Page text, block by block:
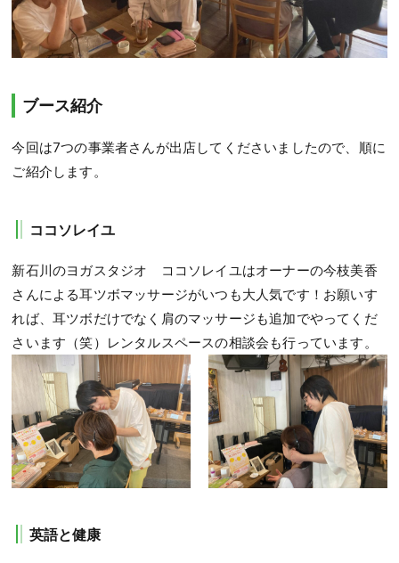
ブース紹介
今回は7つの事業者さんが出店してくださいましたので、順に
ご紹介します。
ココソレイユ
新石川のヨガスタジオ ココソレイユはオーナーの今枝美香
さんによる耳ツボマッサージがいつも大人気です！お願いす
れば、耳ツボだけでなく肩のマッサージも追加でやってくだ
さいます（笑）レンタルスペースの相談会も行っています。
英語と健康